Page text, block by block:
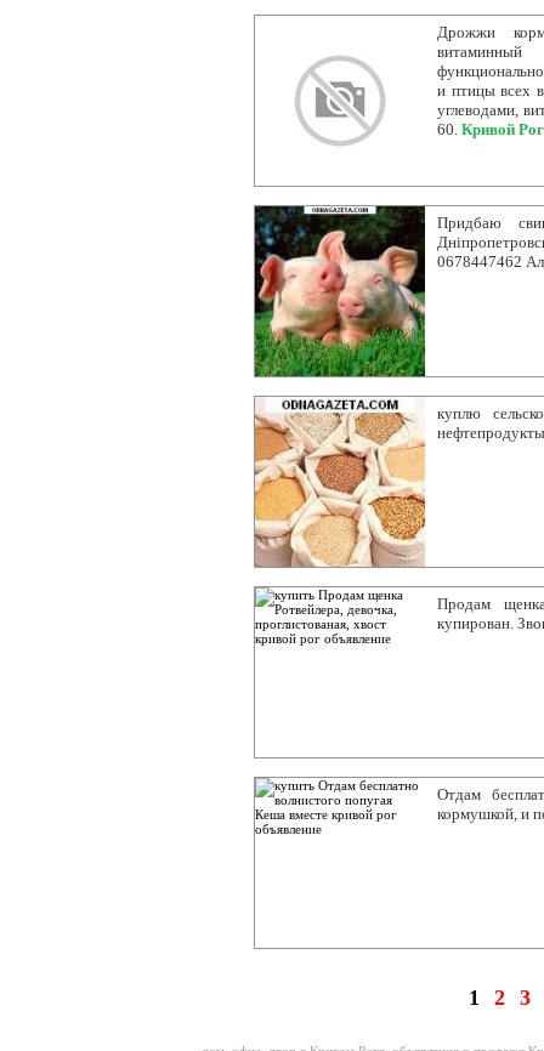
Дрожжи
и птицы всех
углеводами,
60. Кривой Рог
Придбаю
0678447462
куплю
Продам
купирован.
Отдам
кормушкой, и
1 2 3